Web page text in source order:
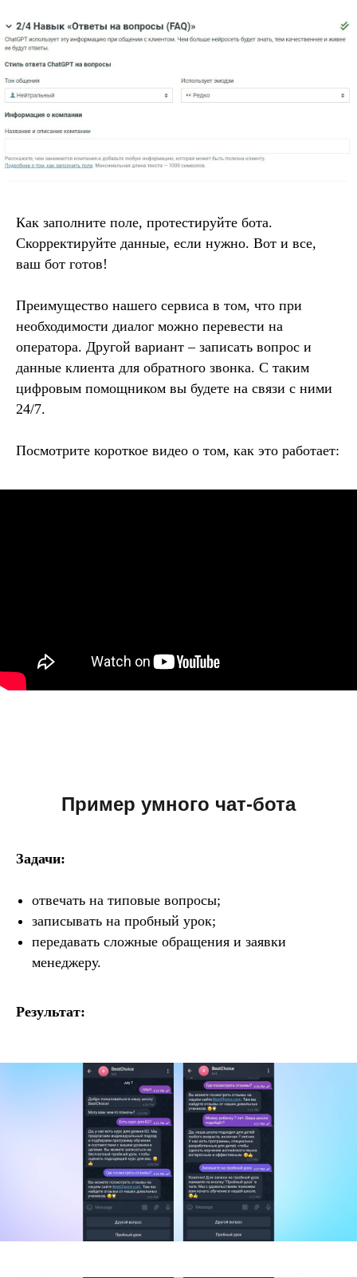
Как заполните поле, протестируйте бота.
Скорректируйте данные, если нужно. Вот и все,
ваш бот готов!
Преимущество нашего сервиса в том, что при
необходимости диалог можно перевести на
оператора. Другой вариант – записать вопрос и
данные клиента для обратного звонка. С таким
цифровым помощником вы будете на связи с ними
24/7.
Посмотрите короткое видео о том, как это работает:
Пример умного чат-бота
Задачи:
отвечать на типовые вопросы;
записывать на пробный урок;
передавать сложные обращения и заявки
менеджеру.
Результат: